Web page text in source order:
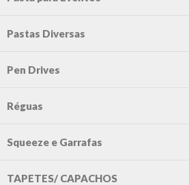
Pastas Diversas
Pen Drives
Réguas
Squeeze e Garrafas
TAPETES/ CAPACHOS